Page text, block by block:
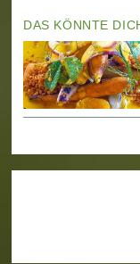
DAS KÖNNTE